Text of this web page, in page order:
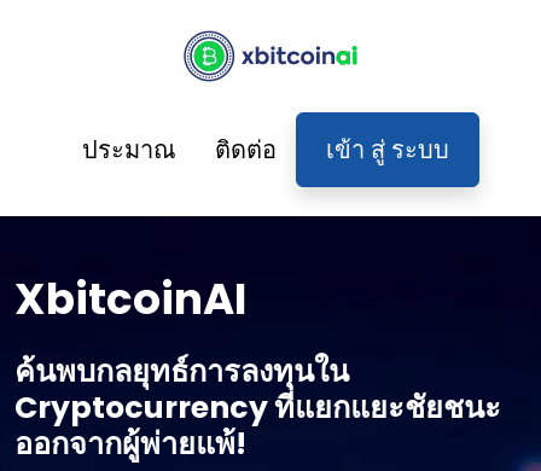
ประมาณ ติดต่อ เข้า สู่ ระบบ
XbitcoinAI
ค้นพบกลยุทธ์การลงทุนใน
Cryptocurrency ที่แยกแยะชัยชนะ
ออกจากผู้พ่ายแพ้!